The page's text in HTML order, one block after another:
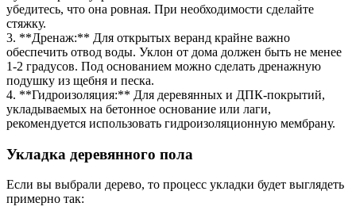
убедитесь, что она ровная. При необходимости сделайте
стяжку.
3. **Дренаж:** Для открытых веранд крайне важно
обеспечить отвод воды. Уклон от дома должен быть не менее
1-2 градусов. Под основанием можно сделать дренажную
подушку из щебня и песка.
4. **Гидроизоляция:** Для деревянных и ДПК-покрытий,
укладываемых на бетонное основание или лаги,
рекомендуется использовать гидроизоляционную мембрану.
Укладка деревянного пола
Если вы выбрали дерево, то процесс укладки будет выглядеть
примерно так: